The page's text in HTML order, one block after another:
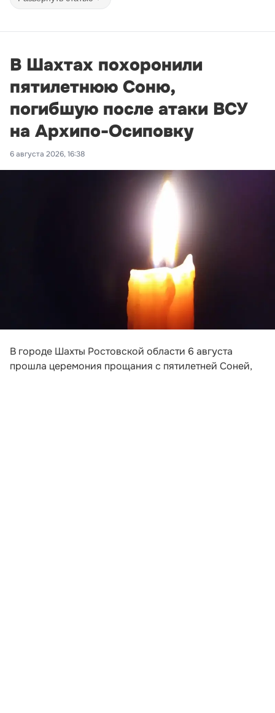
В Шахтах похоронили
пятилетнюю Соню,
погибшую после атаки ВСУ
на Архипо-Осиповку
6 августа 2026, 16:38
В городе Шахты Ростовской области 6 августа
прошла церемония прощания с пятилетней Соней,